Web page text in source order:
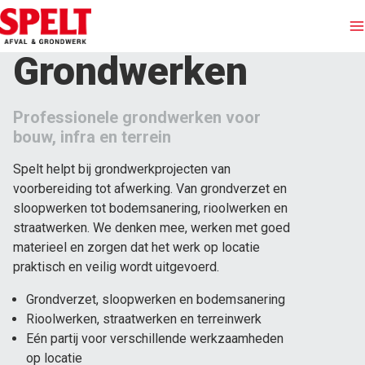
Afvalinzameling
Containers huren
Afvalstromen
Branches
Grondwerken
Over Spelt
Grondwerken
Professionele grondwerken voor
bouw, infra en terrein
Spelt helpt bij grondwerkprojecten van
voorbereiding tot afwerking. Van grondverzet en
sloopwerken tot bodemsanering, rioolwerken en
straatwerken. We denken mee, werken met goed
materieel en zorgen dat het werk op locatie
praktisch en veilig wordt uitgevoerd.
Grondverzet, sloopwerken en bodemsanering
Rioolwerken, straatwerken en terreinwerk
Eén partij voor verschillende werkzaamheden
op locatie